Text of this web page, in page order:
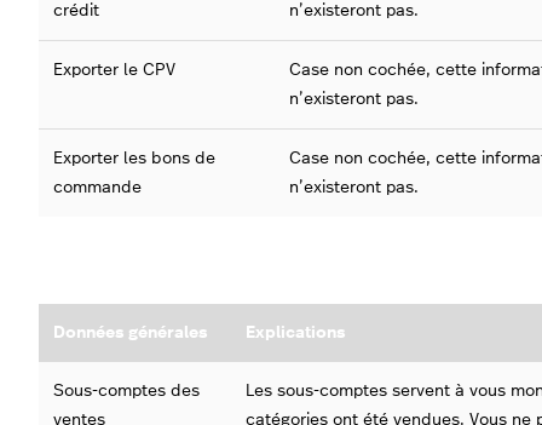
crédit
n’existeront pas.
Exporter le CPV
Case non cochée, cette
n’existeront pas.
Exporter les bons de
commande
Case non cochée, cette
n’existeront pas.
Données générales Explications
Sous-comptes des
ventes
Les sous-comptes servent à vous
catégories ont été vendues. Vous ne